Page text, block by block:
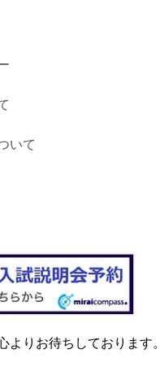
いて
よりお待ちしております。